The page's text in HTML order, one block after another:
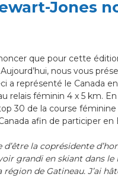
Jones
que pour cette
nous vous
a représenté le Canada
relais féminin 4 x 5 km.
30 de la course
afin de participer
d’être la coprésidente
grandi en skiant dans
de Gatineau. J’ai